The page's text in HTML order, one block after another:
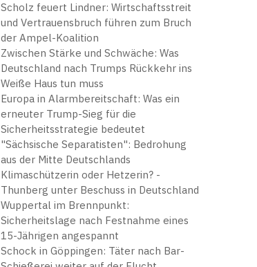
Scholz feuert Lindner: Wirtschaftsstreit
und Vertrauensbruch führen zum Bruch
der Ampel-Koalition
Zwischen Stärke und Schwäche: Was
Deutschland nach Trumps Rückkehr ins
Weiße Haus tun muss
Europa in Alarmbereitschaft: Was ein
erneuter Trump-Sieg für die
Sicherheitsstrategie bedeutet
"Sächsische Separatisten": Bedrohung
aus der Mitte Deutschlands
Klimaschützerin oder Hetzerin? -
Thunberg unter Beschuss in Deutschland
Wuppertal im Brennpunkt:
Sicherheitslage nach Festnahme eines
15-Jährigen angespannt
Schock in Göppingen: Täter nach Bar-